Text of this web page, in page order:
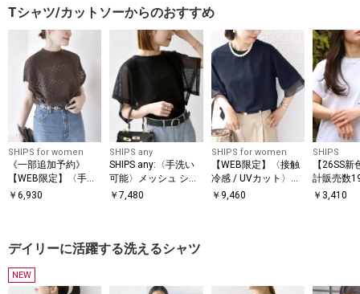
Tシャツ/カットソーからのおすすめ
SHIPS for women
《一部追加予約》
【WEB限定】〈手洗
い可能〉アイレット
￥ 6,930
SHIPS any
SHIPS any:〈手洗い
可能〉メッシュ シア
ー ハンカチ スリーブ
￥7,480
SHIPS for women
【WEB限定】〈接触
冷感 / UVカット〉シ
アー オーガンジー コ
￥ 9,460
SHIPS
【26SS
計販売数
破!!】【
￥ 3,410
デイリーに活躍する洗えるシャツ
NEW